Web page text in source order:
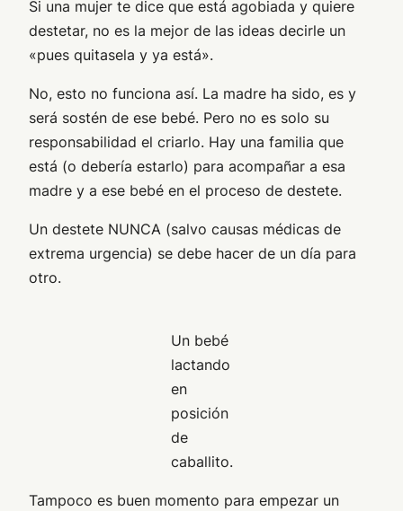
Si una mujer te dice que está agobiada y quiere
destetar, no es la mejor de las ideas decirle un
«pues quitasela y ya está».
No, esto no funciona así. La madre ha sido, es y
será sostén de ese bebé. Pero no es solo su
responsabilidad el criarlo. Hay una familia que
está (o debería estarlo) para acompañar a esa
madre y a ese bebé en el proceso de destete.
Un destete NUNCA (salvo causas médicas de
extrema urgencia) se debe hacer de un día para
otro.
Un bebé
lactando
en
posición
de
caballito.
Tampoco es buen momento para empezar un